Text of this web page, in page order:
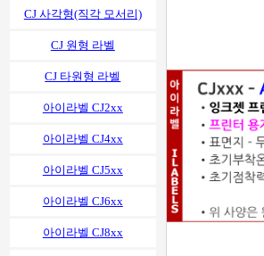
CJ 사각형(직각 모서리)
CJ 원형 라벨
CJ 타원형 라벨
아이라벨 CJ2xx
아이라벨 CJ4xx
아이라벨 CJ5xx
아이라벨 CJ6xx
아이라벨 CJ8xx